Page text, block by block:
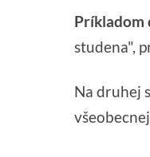
Príkladom
studena",
Na druhej